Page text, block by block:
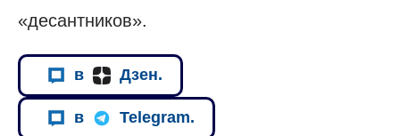
«десантников».
в Дзен.
в Telegram.